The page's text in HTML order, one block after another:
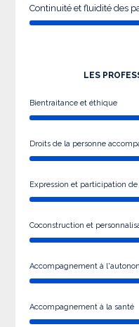
Continuité et fluidité des
LES
Bientraitance et éthique
Droits de la personne
Expression et participation
Coconstruction et
Accompagnement à
Accompagnement à la santé